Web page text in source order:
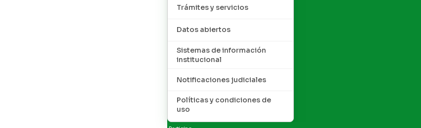
Trámites y servicios
Datos abiertos
Sistemas de información
institucional
Notificaciones judiciales
Políticas y condiciones de
uso